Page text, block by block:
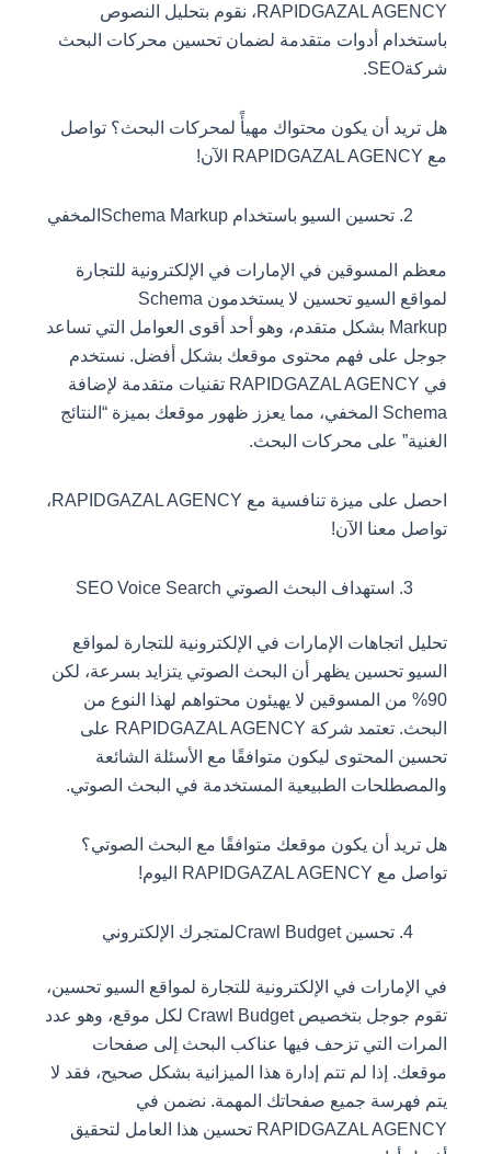
RAPIDGAZAL AGENCY، نقوم بتحليل النصوص
باستخدام أدوات متقدمة لضمان تحسين محركات البحث
شركةSEO.
هل تريد أن يكون محتواك مهيأً لمحركات البحث؟ تواصل
مع RAPIDGAZAL AGENCY الآن!
تحسين السيو باستخدام Schema Markupالمخفي
معظم المسوقين في الإمارات في الإلكترونية للتجارة
لمواقع السيو تحسين لا يستخدمون Schema
Markup بشكل متقدم، وهو أحد أقوى العوامل التي تساعد
جوجل على فهم محتوى موقعك بشكل أفضل. نستخدم
في RAPIDGAZAL AGENCY تقنيات متقدمة لإضافة
Schema المخفي، مما يعزز ظهور موقعك بميزة “النتائج
الغنية” على محركات البحث.
احصل على ميزة تنافسية مع RAPIDGAZAL AGENCY،
تواصل معنا الآن!
استهداف البحث الصوتي SEO Voice Search
تحليل اتجاهات الإمارات في الإلكترونية للتجارة لمواقع
السيو تحسين يظهر أن البحث الصوتي يتزايد بسرعة، لكن
90% من المسوقين لا يهيئون محتواهم لهذا النوع من
البحث. تعتمد شركة RAPIDGAZAL AGENCY على
تحسين المحتوى ليكون متوافقًا مع الأسئلة الشائعة
والمصطلحات الطبيعية المستخدمة في البحث الصوتي.
هل تريد أن يكون موقعك متوافقًا مع البحث الصوتي؟
تواصل مع RAPIDGAZAL AGENCY اليوم!
تحسين Crawl Budgetلمتجرك الإلكتروني
في الإمارات في الإلكترونية للتجارة لمواقع السيو تحسين،
تقوم جوجل بتخصيص Crawl Budget لكل موقع، وهو عدد
المرات التي تزحف فيها عناكب البحث إلى صفحات
موقعك. إذا لم تتم إدارة هذا الميزانية بشكل صحيح، فقد لا
يتم فهرسة جميع صفحاتك المهمة. نضمن في
RAPIDGAZAL AGENCY تحسين هذا العامل لتحقيق